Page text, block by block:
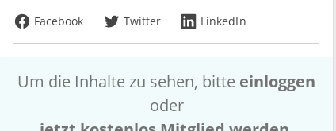
Facebook
Twitter LinkedIn
Um die Inhalte zu sehen, bitte einloggen
oder